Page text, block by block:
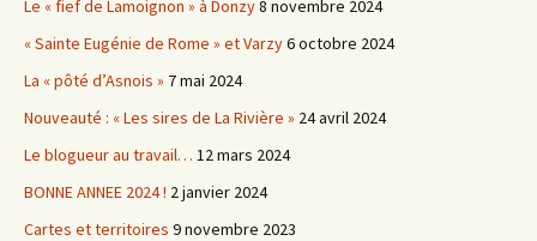
Le « fief de Lamoignon » à Donzy8 novembre 2024
« Sainte Eugénie de Rome » et Varzy6 octobre 2024
La « pôté d’Asnois » 7 mai 2024
Nouveauté : « Les sires de La Rivière » 24 avril 2024
Le blogueur au travail… 12 mars 2024
BONNE ANNEE 2024 ! 2 janvier 2024
Cartes et territoires 9 novembre 2023